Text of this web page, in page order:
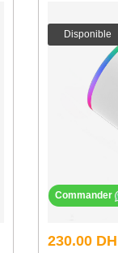
Disponible
230.00 DH
Commander